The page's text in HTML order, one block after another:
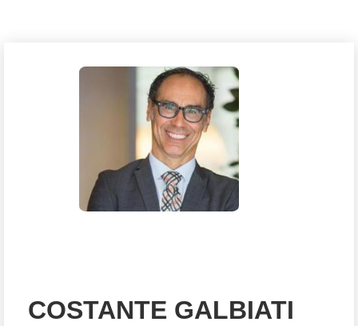
COSTANTE GALBIATI